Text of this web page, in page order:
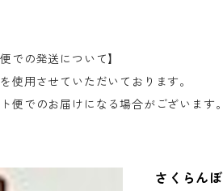
便での発送について】
使用させていただいております。
便でのお届けになる場合がございます。
さくらん